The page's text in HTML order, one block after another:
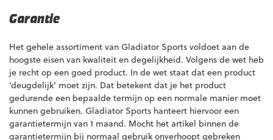
content
Garantie
Het gehele assortiment van Gladiator Sports voldoet aan de
hoogste eisen van kwaliteit en degelijkheid. Volgens de wet heb
je recht op een goed product. In de wet staat dat een product
‘deugdelijk’ moet zijn. Dat betekent dat je het product
gedurende een bepaalde termijn op een normale manier moet
kunnen gebruiken. Gladiator Sports hanteert hiervoor een
garantietermijn van 1 maand. Mocht het artikel binnen de
garantietermijn bij normaal gebruik onverhoopt gebreken